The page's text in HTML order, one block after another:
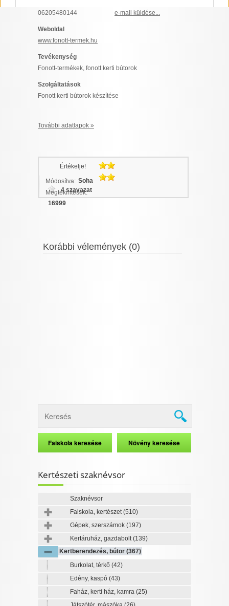
I want to allow Google to enable storage
related to security, including authentication
functionality and fraud prevention, and other
CONFIRM
Data Deletion
06205480144
e-mail küldése...
Weboldal
www.fonott-termek.hu
Tevékenység
Fonott-termékek, fonott kerti bútorok
Szolgáltatások
Fonott kerti bútorok készítése
További adatlapok »
Értékelje!
4 szavazat
Módosítva: Soha
Megtekintések:
16999
Korábbi vélemények (0)
Kertészeti szaknévsor
Szaknévsor
Faiskola, kertészet(510)
Gépek, szerszámok (197)
Kertáruház, gazdabolt(139)
Kertberendezés, bútor (367)
Burkolat, térkő (42)
Edény, kaspó (43)
Faház, kerti ház, kamra (25)